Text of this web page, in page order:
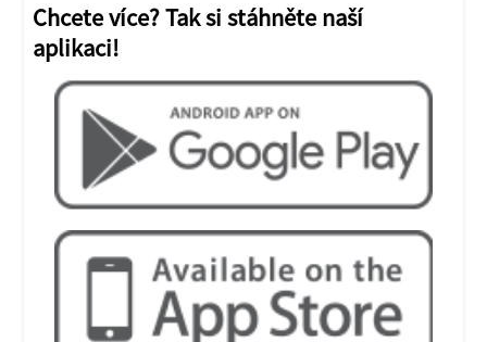
Chcete více? Tak si stáhněte naší
aplikaci!